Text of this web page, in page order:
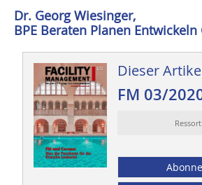
Dr. Georg Wiesinger,
BPE Beraten Planen Entwickeln
Dieser
FM 03/